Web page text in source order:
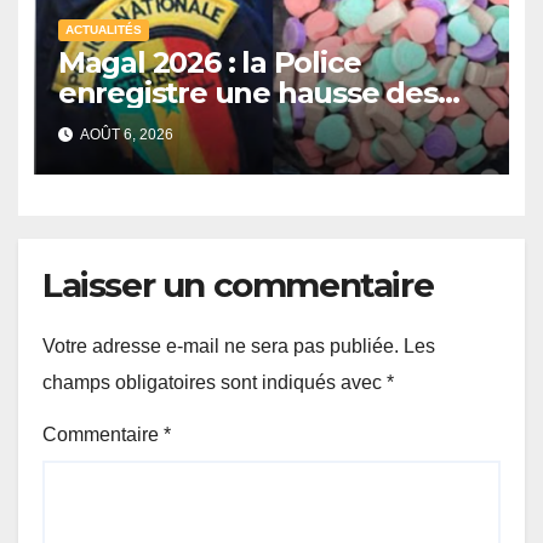
ACTUALITÉS
Magal 2026 : la Police
enregistre une hausse des
saisies de drogues de
synthèse malgré un recul de
certains stupéfiants
AOÛT 6, 2026
Laisser un commentaire
Votre adresse e-mail ne sera pas publiée. Les
champs obligatoires sont indiqués avec *
Commentaire *